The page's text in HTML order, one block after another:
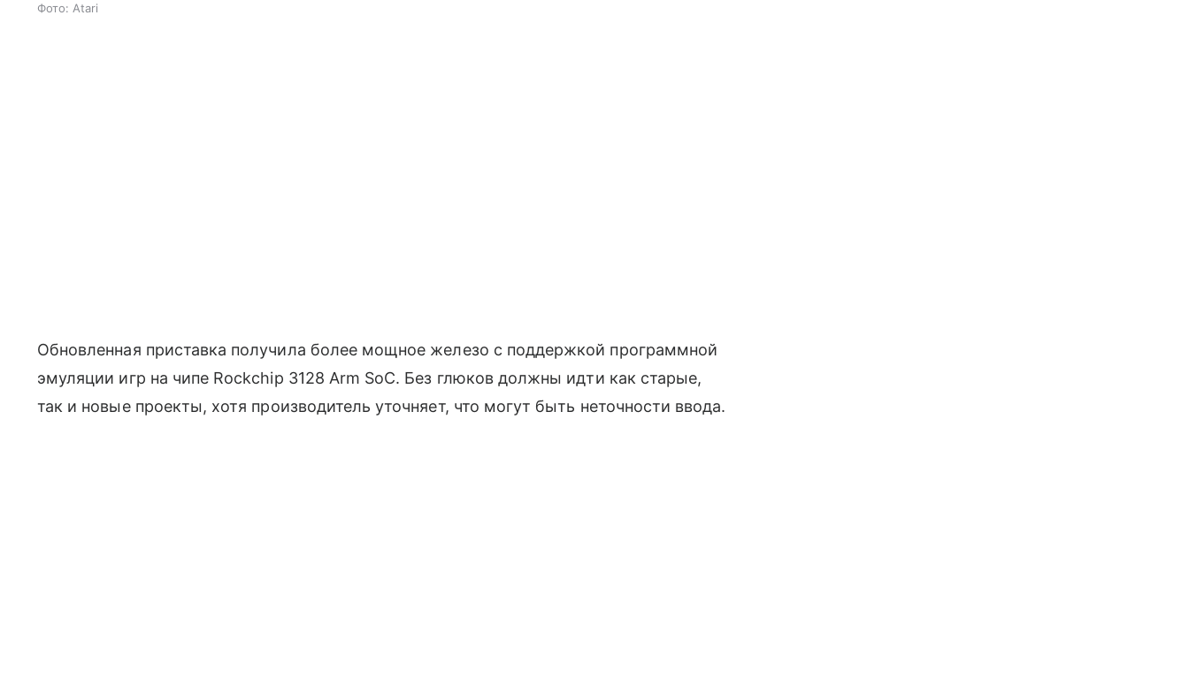
Фото: Atari
Обновленная приставка получила более мощное железо с поддержкой программной
эмуляции игр на чипе Rockchip 3128 Arm SoC. Без глюков должны идти как старые,
так и новые проекты, хотя производитель уточняет, что могут быть неточности ввода.